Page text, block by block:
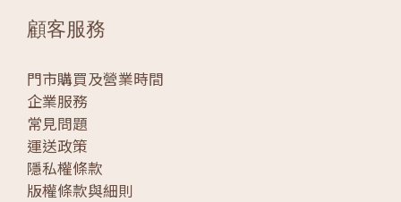
顧客服務
門市購買及營業時間
企業服務
常見問題
運送政策
隱私權條款
版權條款與細則